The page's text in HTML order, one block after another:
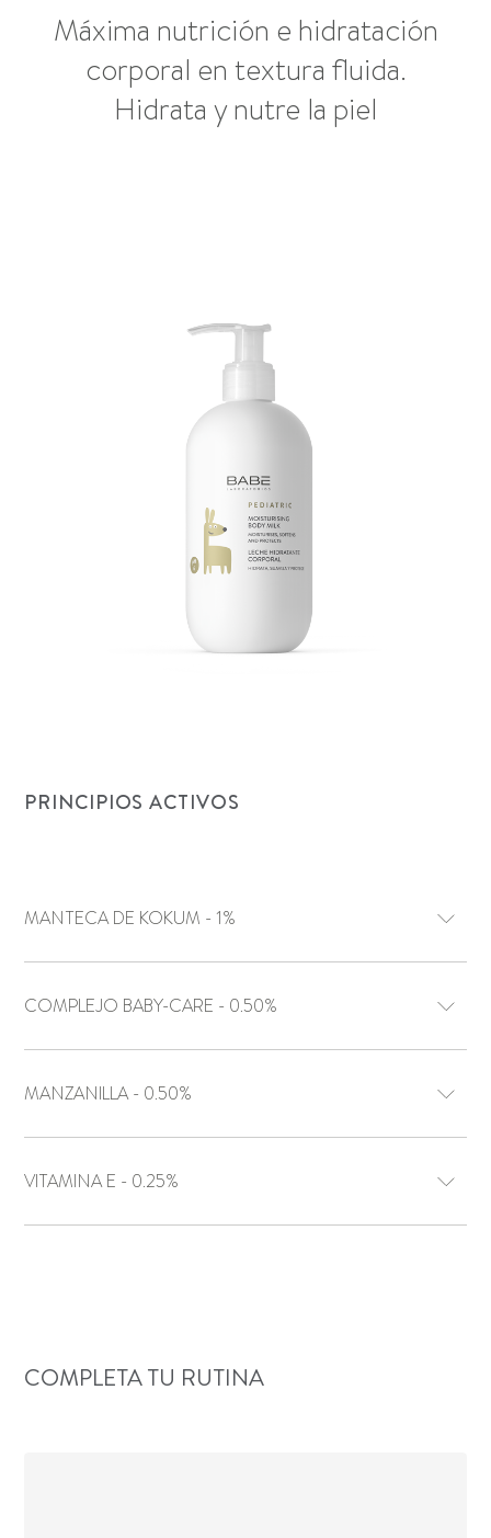
Máxima nutrición e hidratación
corporal en textura fluida.
Hidrata y nutre la piel
PRINCIPIOS ACTIVOS
MANTECA DE KOKUM - 1%
COMPLEJO BABY-CARE - 0.50%
MANZANILLA - 0.50%
VITAMINA E - 0.25%
COMPLETA TU RUTINA